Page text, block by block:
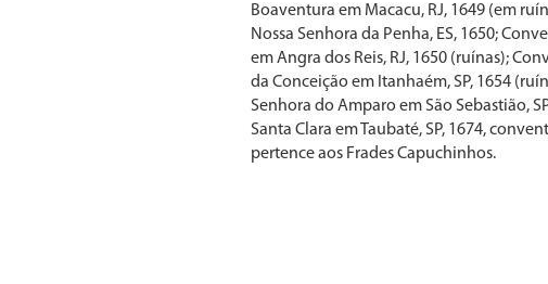
Boaventura em Macacu, RJ, 1649 (em
Nossa Senhora da Penha, ES, 1650;
em Angra dos Reis, RJ, 1650 (ruínas);
da Conceição em Itanhaém, SP, 1654
Senhora do Amparo em São Sebastião,
Santa Clara em Taubaté, SP, 1674,
pertence aos Frades Capuchinhos.